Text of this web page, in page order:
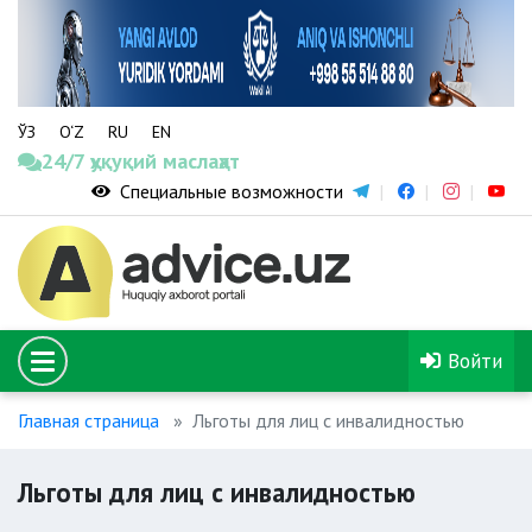
ЎЗ O‘Z RU EN
24/7 ҳуқуқий маслаҳат
Специальные возможности
Войти
Главная страница Льготы для лиц с инвалидностью
Льготы для лиц с инвалидностью